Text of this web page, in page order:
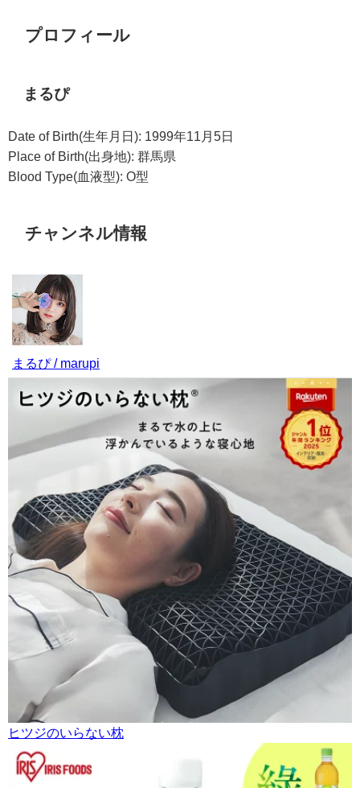
プロフィール
まるぴ
Date of Birth(生年月日): 1999年11月5日
Place of Birth(出身地): 群馬県
Blood Type(血液型): O型
チャンネル情報
まるぴ / marupi
ヒツジのいらない枕